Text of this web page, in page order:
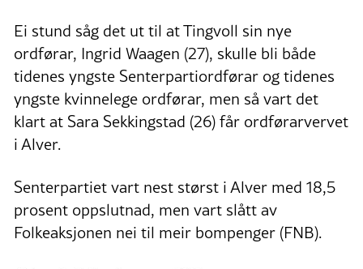
Ei stund såg det ut til at Tingvoll sin nye
ordførar, Ingrid Waagen (27), skulle bli både
tidenes yngste Senterpartiordførar og tidenes
yngste kvinnelege ordførar, men så vart det
klart at Sara Sekkingstad (26) får ordførarvervet
i Alver.
Senterpartiet vart nest størst i Alver med 18,5
prosent oppslutnad, men vart slått av
Folkeaksjonen nei til meir bompenger (FNB).